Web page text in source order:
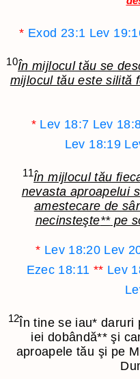
* Exod 23:1 Lev
10În mijlocul tău se
mijlocul tău este silită
* Lev 18:7 Lev
Lev 18:19
11În mijlocul tău
nevasta aproapelui
amestecare de
necinsteşte**pe
* Lev 18:20 Lev
Ezec 18:11 ** Lev
12În tine se iau* daruri
iei dobândă** şi
aproapele tău şi pe